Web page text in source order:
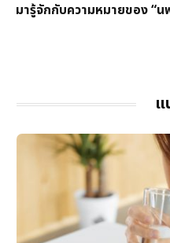
มารู้จักกับความหมายของ
แ